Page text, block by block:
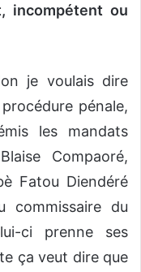
incompétent ou
je voulais dire
pénale,
les mandats
Compaoré,
Fatou Diendéré
commissaire du
ci prenne ses
ça veut dire que